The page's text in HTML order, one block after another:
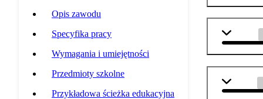
Opis zawodu
Specyfika pracy
Wymagania i umiejętności
Przedmioty szkolne
Przykładowa ścieżka edukacyjna